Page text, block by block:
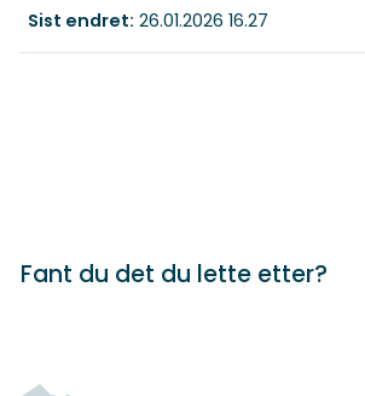
Sist endret 26.01.2026 16.27
Fant du det du lette etter?